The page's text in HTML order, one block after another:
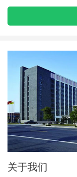
关于我们